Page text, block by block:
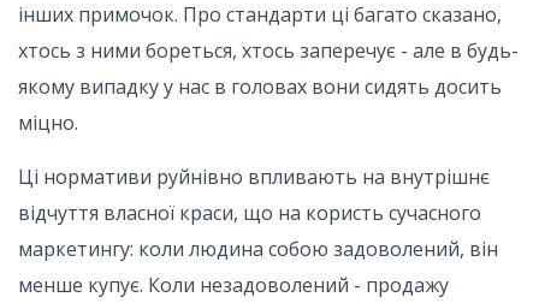
інших примочок. Про стандарти ці багато сказано,
хтось з ними бореться, хтось заперечує - але в будь-
якому випадку у нас в головах вони сидять досить
міцно.
Ці нормативи руйнівно впливають на внутрішнє
відчуття власної краси, що на користь сучасного
маркетингу: коли людина собою задоволений, він
менше купує. Коли незадоволений - продажу